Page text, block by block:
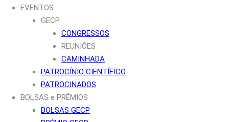
EVENTOS
GECP
CONGRESSOS
REUNIÕES
CAMINHADA
PATROCÍNIO CIENTÍFICO
PATROCINADOS
BOLSAS e PRÉMIOS
BOLSAS GECP